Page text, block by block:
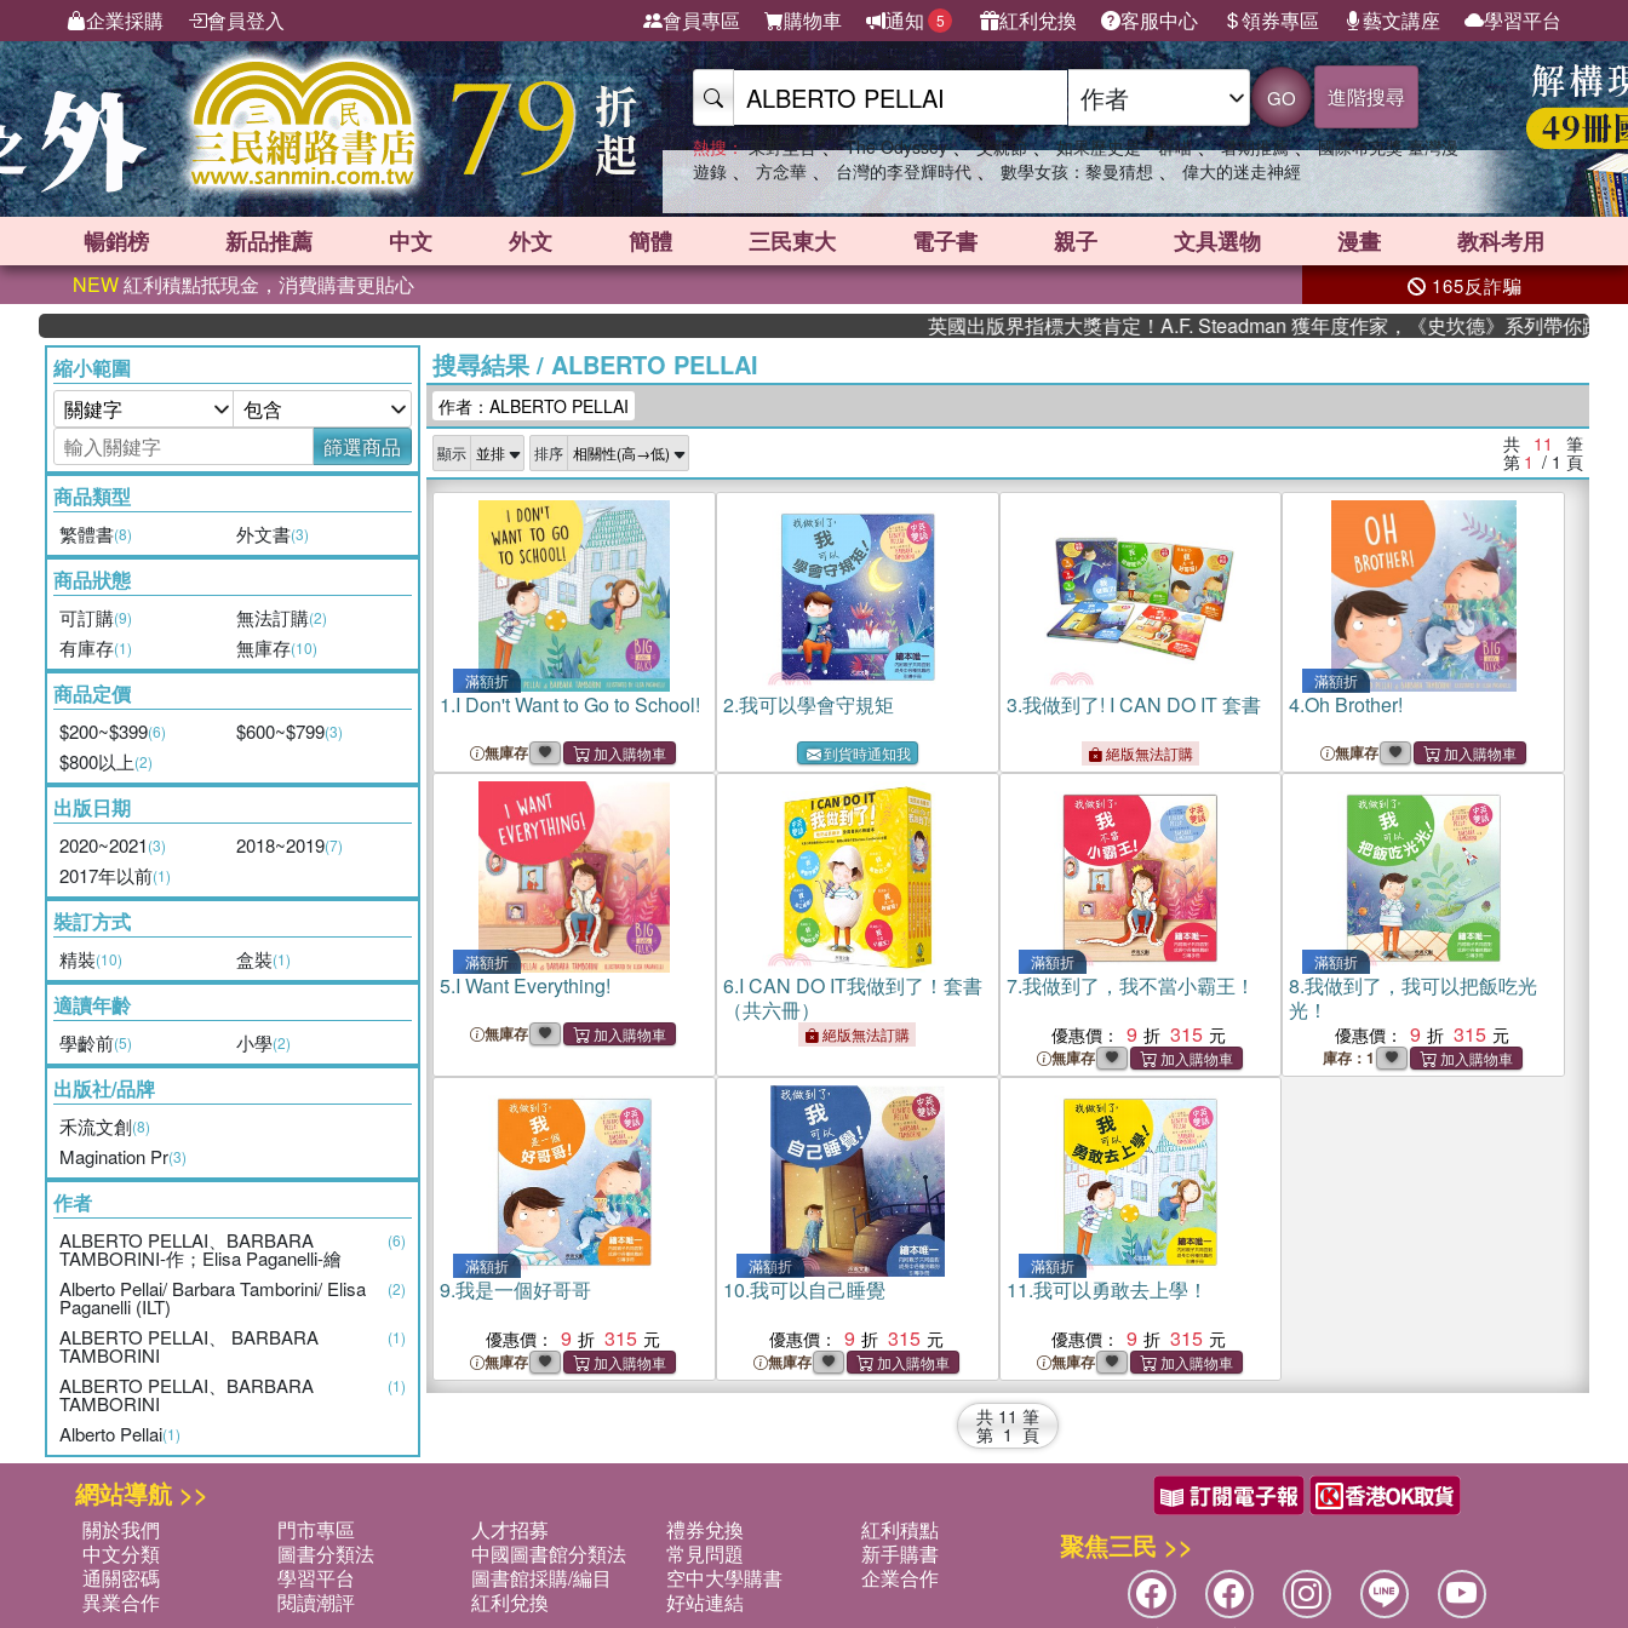
企業採購 會員登入 會員專區 購物車 通知 5 紅利兌換 客服中心 領券專區 藝文講座 學習平台
GO 進階搜尋
熱搜： 東野圭吾 、 The Odyssey 、 父親節 、 如果歷史是一群喵 、 暑期推薦 、 國際布克獎 臺灣漫
遊錄 、 方念華 、 台灣的李登輝時代 、 數學女孩：黎曼猜想 、 偉大的迷走神經
暢銷榜 新品推薦 中文 外文 簡體 三民東大 電子書 親子 文具選物 漫畫 教科考用
NEW紅利積點抵現金，消費購書更貼心 165反詐騙
英國出版界指標大獎肯定！A.F. Steadman 獲年度作家，《史坎德》系列帶你踏上熱血
縮小範圍
篩選商品
商品類型
繁體書(8) 外文書(3)
商品狀態
可訂購(9) 無法訂購(2)
有庫存(1) 無庫存(10)
商品定價
$200~$399(6) $600~$799(3)
$800以上(2)
出版日期
2020~2021(3) 2018~2019(7)
2017年以前(1)
裝訂方式
精裝(10) 盒裝(1)
適讀年齡
學齡前(5) 小學(2)
出版社/品牌
禾流文創(8)
Magination Pr(3)
作者
ALBERTO PELLAI、BARBARA
TAMBORINI-作；Elisa Paganelli-繪
(6)
Alberto Pellai/ Barbara Tamborini/ Elisa
Paganelli (ILT)
(2)
ALBERTO PELLAI、 BARBARA
TAMBORINI
(1)
ALBERTO PELLAI、BARBARA
TAMBORINI
(1)
Alberto Pellai(1)
搜尋結果/ ALBERTO PELLAI
作者：ALBERTO PELLAI
顯示 排序 共 11 筆
第 1 / 1 頁
滿額折
1.I Don't Want to Go to School!
無庫存
2.我可以學會守規矩
到貨時通知我
3.我做到了! I CAN DO IT 套書
絕版無法訂購
滿額折
4.Oh Brother!
無庫存
滿額折
5.I Want Everything!
無庫存
6.I CAN DO IT我做到了！套書
（共六冊）
絕版無法訂購
滿額折
7.我做到了，我不當小霸王！
優惠價： 9 315
無庫存
滿額折
8.我做到了，我可以把飯吃光
光！
優惠價： 9 315
庫存：1
滿額折
9.我是一個好哥哥
優惠價： 9 315
無庫存
滿額折
10.我可以自己睡覺
優惠價： 9 315
無庫存
滿額折
11.我可以勇敢去上學！
優惠價： 9 315
無庫存
共 11 筆
第 1 頁
網站導航 >>
關於我們 門市專區 人才招募 禮券兌換
紅利積點
中文分類
圖書分類法 中國圖書館分類法 常見問題
新手購書
通關密碼
學習平台 圖書館採購/編目 空中大學購書
企業合作
異業合作
閱讀潮評 紅利兌換 好站連結
聚焦三民 >>